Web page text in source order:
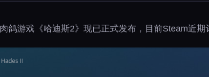
鸽游戏《哈迪斯2》现已正式发布，目前Steam近